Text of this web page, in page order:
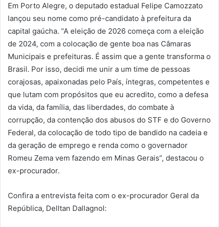
Em Porto Alegre, o deputado estadual Felipe Camozzato
lançou seu nome como pré-candidato à prefeitura da
capital gaúcha. “A eleição de 2026 começa com a eleição
de 2024, com a colocação de gente boa nas Câmaras
Municipais e prefeituras. É assim que a gente transforma o
Brasil. Por isso, decidi me unir a um time de pessoas
corajosas, apaixonadas pelo País, íntegras, competentes e
que lutam com propósitos que eu acredito, como a defesa
da vida, da família, das liberdades, do combate à
corrupção, da contenção dos abusos do STF e do Governo
Federal, da colocação de todo tipo de bandido na cadeia e
da geração de emprego e renda como o governador
Romeu Zema vem fazendo em Minas Gerais”, destacou o
ex-procurador.
Confira a entrevista feita com o ex-procurador Geral da
República, Delltan Dallagnol: